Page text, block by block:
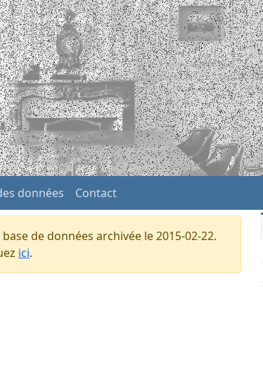
données Contact
de données archivée le 2015-02-22.
ici.